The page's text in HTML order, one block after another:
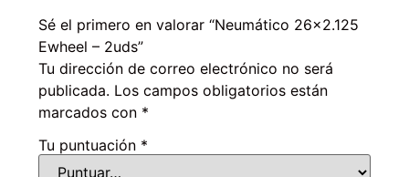
Sé el primero en valorar “Neumático 26×2.125
Ewheel – 2uds”
Tu dirección de correo electrónico no será
publicada. Los campos obligatorios están
marcados con *
Tu puntuación *